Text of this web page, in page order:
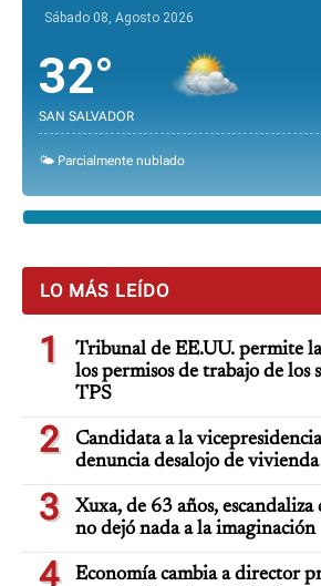
Sábado 08, Agosto 2026
32°
SAN SALVADOR
🌤️ Parcialmente nublado
LO MÁS LEÍDO
1
Tribunal de EE.UU. permite
los permisos de trabajo de los
TPS
2
Candidata a la
denuncia desalojo de vivienda
3
Xuxa, de 63 años,
no dejó nada a la imaginación
4
Economía cambia a director